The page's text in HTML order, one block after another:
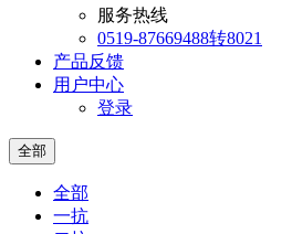
服务热线
0519-87669488转8021
产品反馈
用户中心
登录
全部
全部
一抗